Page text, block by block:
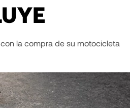
la compra de su motocicleta